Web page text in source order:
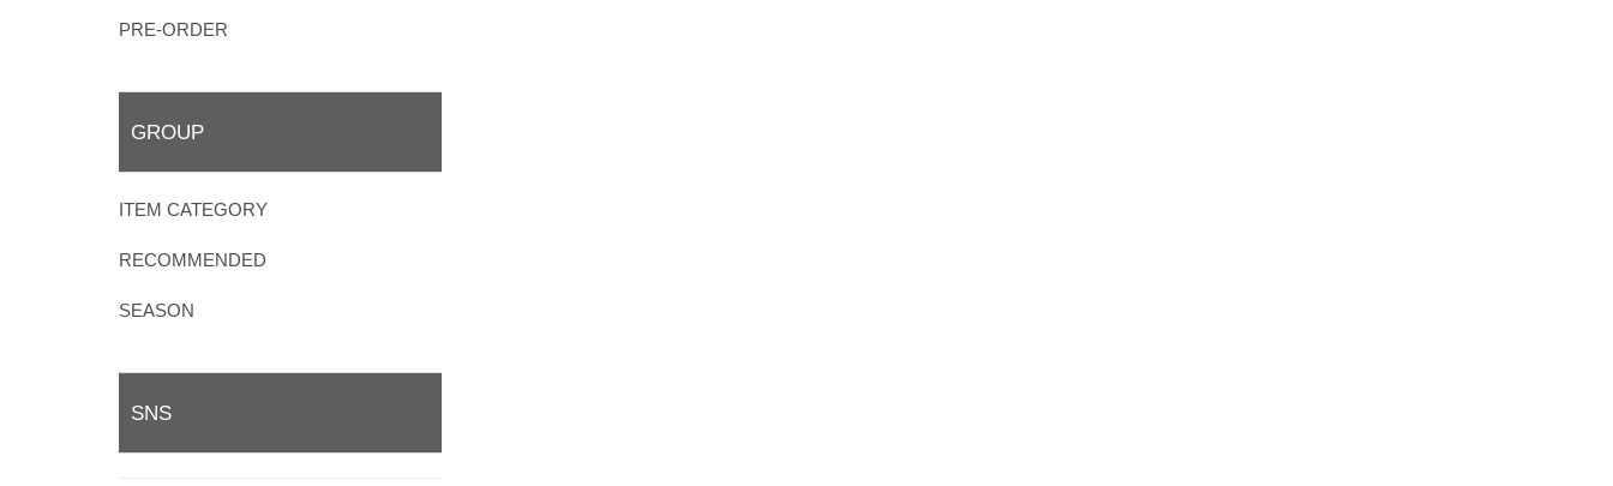
PRE-ORDER
GROUP
ITEM CATEGORY
RECOMMENDED
SEASON
SNS